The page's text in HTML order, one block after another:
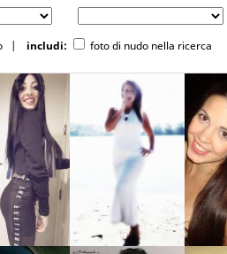
| includi: foto di nudo nella ricerca